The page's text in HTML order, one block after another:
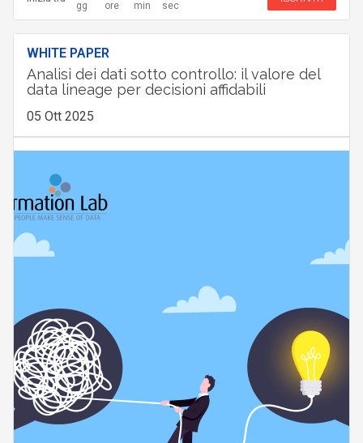
WHITE PAPER
Analisi dei dati sotto controllo: il valore del
data lineage per decisioni affidabili
05 Ott 2025